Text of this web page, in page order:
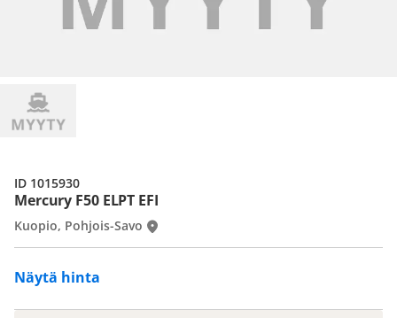
Mercury F50 ELPT EFI
Näytä hinta
Kuopio, Pohjois-Savo
ID 1015930